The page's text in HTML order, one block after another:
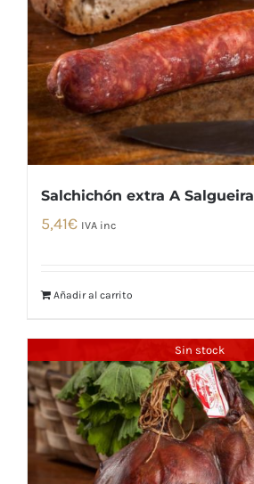
Salchichón extra A Salgueira
5,41€ IVA inc
Añadir al carrito
Sin stock